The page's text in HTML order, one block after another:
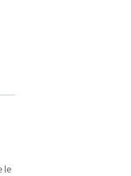
le